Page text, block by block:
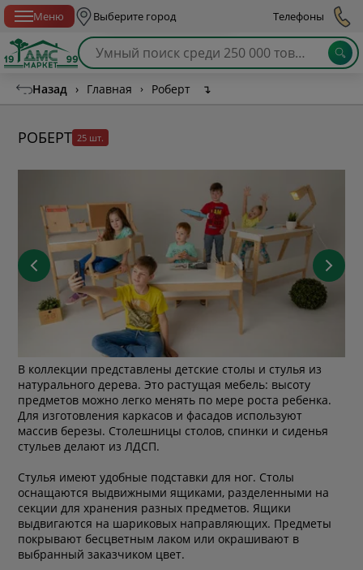
Меню Выберите город Телефоны
Назад › Главная › Роберт ↴
РОБЕРТ 25 шт.
В коллекции представлены детские столы и стулья из
натурального дерева. Это растущая мебель: высоту
предметов можно легко менять по мере роста ребенка.
Для изготовления каркасов и фасадов используют
массив березы. Столешницы столов, спинки и сиденья
стульев делают из ЛДСП.
Стулья имеют удобные подставки для ног. Столы
оснащаются выдвижными ящиками, разделенными на
секции для хранения разных предметов. Ящики
выдвигаются на шариковых направляющих. Предметы
покрывают бесцветным лаком или окрашивают в
выбранный заказчиком цвет.